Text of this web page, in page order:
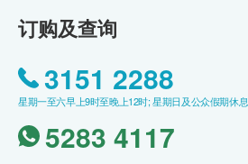
订购及查询
3151 2288
星期一至六早上9时至晚上12时; 星期日及公众假期休息
5283 4117